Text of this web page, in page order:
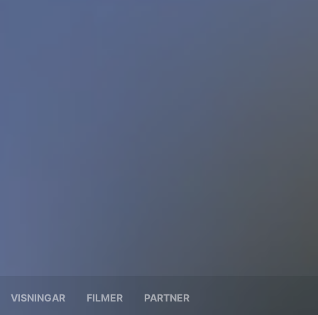
VISNINGAR FILMER PARTNER